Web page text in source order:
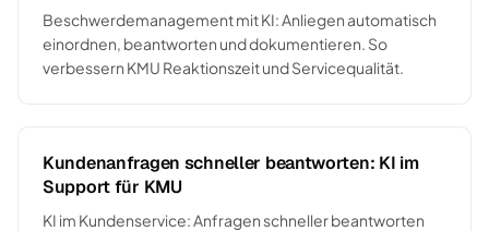
Beschwerdemanagement mit KI: Anliegen automatisch
einordnen, beantworten und dokumentieren. So
verbessern KMU Reaktionszeit und Servicequalität.
Kundenanfragen schneller beantworten: KI im
Support für KMU
KI im Kundenservice: Anfragen schneller beantworten